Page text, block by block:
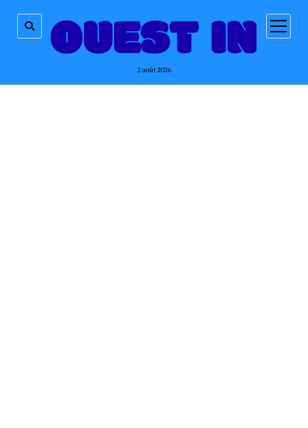
2 août 2026
ouvrir
menu